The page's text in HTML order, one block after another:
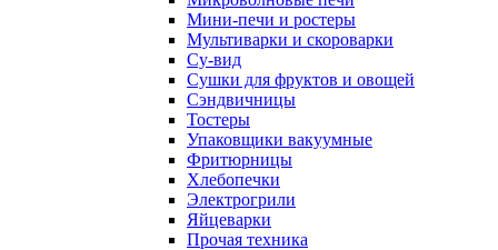
Мини-печи и ростеры
Мультиварки и скороварки
Су-вид
Сушки для фруктов и овощей
Сэндвичницы
Тостеры
Упаковщики вакуумные
Фритюрницы
Хлебопечки
Электрогрили
Яйцеварки
Прочая техника